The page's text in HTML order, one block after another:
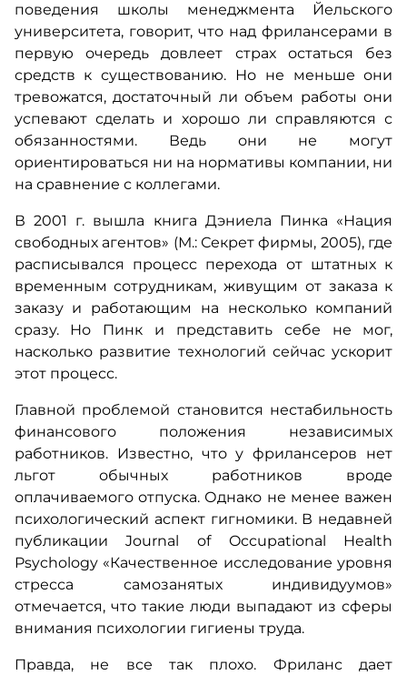
поведения школы менеджмента Йельского
университета, говорит, что над фрилансерами в
первую очередь довлеет страх остаться без
средств к существованию. Но не меньше они
тревожатся, достаточный ли объем работы они
успевают сделать и хорошо ли справляются с
обязанностями. Ведь они не могут
ориентироваться ни на нормативы компании, ни
на сравнение с коллегами.
В 2001 г. вышла книга Дэниела Пинка «Нация
свободных агентов» (М.: Секрет фирмы, 2005), где
расписывался процесс перехода от штатных к
временным сотрудникам, живущим от заказа к
заказу и работающим на несколько компаний
сразу. Но Пинк и представить себе не мог,
насколько развитие технологий сейчас ускорит
этот процесс.
Главной проблемой становится нестабильность
финансового положения независимых
работников. Известно, что у фрилансеров нет
льгот обычных работников вроде
оплачиваемого отпуска. Однако не менее важен
психологический аспект гигномики. В недавней
публикации Journal of Occupational Health
Psychology «Качественное исследование уровня
стресса самозанятых индивидуумов»
отмечается, что такие люди выпадают из сферы
внимания психологии гигиены труда.
Правда, не все так плохо. Фриланс дает